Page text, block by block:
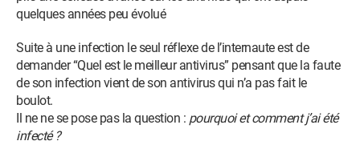
quelques années peu évolué
Suite à une infection le seul réflexe de l’internaute est de
demander “Quel est le meilleur antivirus” pensant que la faute
de son infection vient de son antivirus qui n’a pas fait le
boulot.
Il ne ne se pose pas la question : pourquoi et comment j’ai été
infecté ?